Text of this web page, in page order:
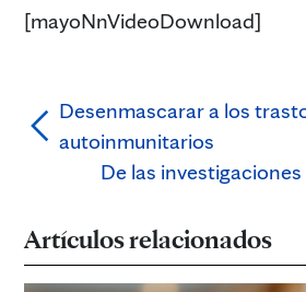
[mayoNnVideoDownload]
Desenmascarar a los
autoinmunitarios
De las
Artículos relacionados